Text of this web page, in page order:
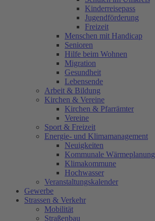
Kinderreisepass
Jugendförderung
Freizeit
Menschen mit Handicap
Senioren
Hilfe beim Wohnen
Migration
Gesundheit
Lebensende
Arbeit & Bildung
Kirchen & Vereine
Kirchen & Pfarrämter
Vereine
Sport & Freizeit
Energie- und Klimamanagement
Neuigkeiten
Kommunale Wärmeplanung
Klimakommune
Hochwasser
Veranstaltungskalender
Gewerbe
Strassen & Verkehr
Mobilität
Straßenbau